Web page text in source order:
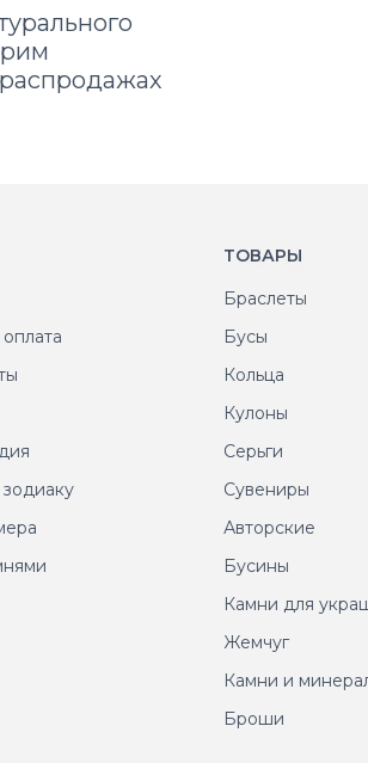
ТОВАРЫ
Браслеты
Бусы
Кольца
Кулоны
Серьги
Сувениры
Авторские
Бусины
Камни для
Жемчуг
Камни и
Броши